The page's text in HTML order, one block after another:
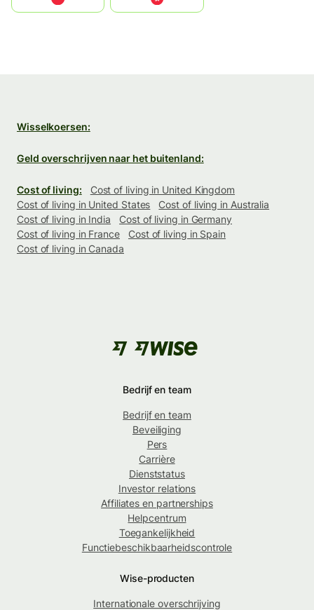
Wisselkoersen:
Geld overschrijven naar het buitenland:
Cost of living:
Cost of living in United Kingdom
Cost of living in United States
Cost of living in Australia
Cost of living in India
Cost of living in Germany
Cost of living in France
Cost of living in Spain
Cost of living in Canada
Bedrijf en team
Bedrijf en team
Beveiliging
Pers
Carrière
Dienststatus
Investor relations
Affiliates en partnerships
Helpcentrum
Toegankelijkheid
Functiebeschikbaarheidscontrole
Wise-producten
Internationale overschrijving